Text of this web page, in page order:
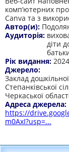
комп’ютерних
Canva та з
Автор(и):
Аудиторія:
діти
Рік видання: 2024
Джерело:
Заклад
Степанківської
Черкаської
Адреса джерела:
https://
m0AxI?usp=...